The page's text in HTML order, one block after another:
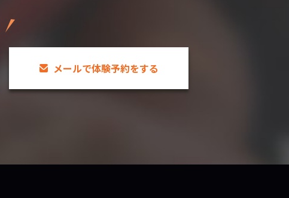
メールで体験予約をする